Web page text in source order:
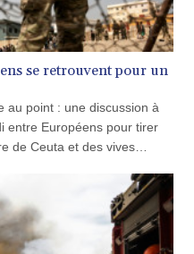
364.625083
20648.821428
3.46629
0.856077
1509.393123
182.637459
0.81708
182.544457
se retrouvent pour un
au point : une discussion à
entre Européens pour tirer
de Ceuta et des vives